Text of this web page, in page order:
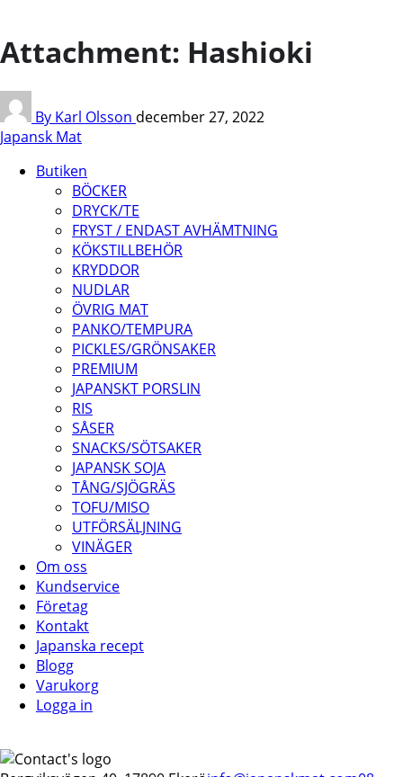
Attachment: Hashioki
By Karl Olsson december 27, 2022
Japansk Mat
Butiken
BÖCKER
DRYCK/TE
FRYST / ENDAST AVHÄMTNING
KÖKSTILLBEHÖR
KRYDDOR
NUDLAR
ÖVRIG MAT
PANKO/TEMPURA
PICKLES/GRÖNSAKER
PREMIUM
JAPANSKT PORSLIN
RIS
SÅSER
SNACKS/SÖTSAKER
JAPANSK SOJA
TÅNG/SJÖGRÄS
TOFU/MISO
UTFÖRSÄLJNING
VINÄGER
Om oss
Kundservice
Företag
Kontakt
Japanska recept
Blogg
Varukorg
Logga in